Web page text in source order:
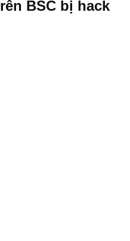
BSC bị hack